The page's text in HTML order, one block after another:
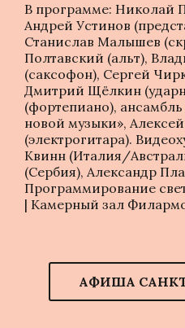
В программе: Николай
Андрей Устинов
Станислав Малышев
Полтавский (альт),
(саксофон), Сергей
Дмитрий Щёлкин
(фортепиано),
новой музыки»,
(электрогитара).
Квинн (Италия/
(Сербия), Александр
Программирование
| Камерный зал
АФИША